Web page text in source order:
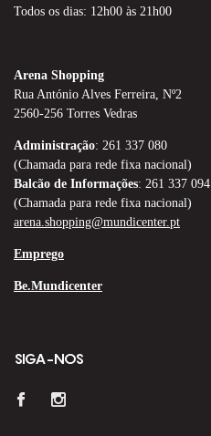
Todos os dias: 12h00 às 21h00
Arena Shopping
Rua António Alves Ferreira, Nº2
2560-256 Torres Vedras
Administração: 261 337 080
(Chamada para rede fixa nacional)
Balcão de Informações: 261 337 094
(Chamada para rede fixa nacional)
arena.shopping@mundicenter.pt
Emprego
Be.Mundicenter
SIGA-NOS